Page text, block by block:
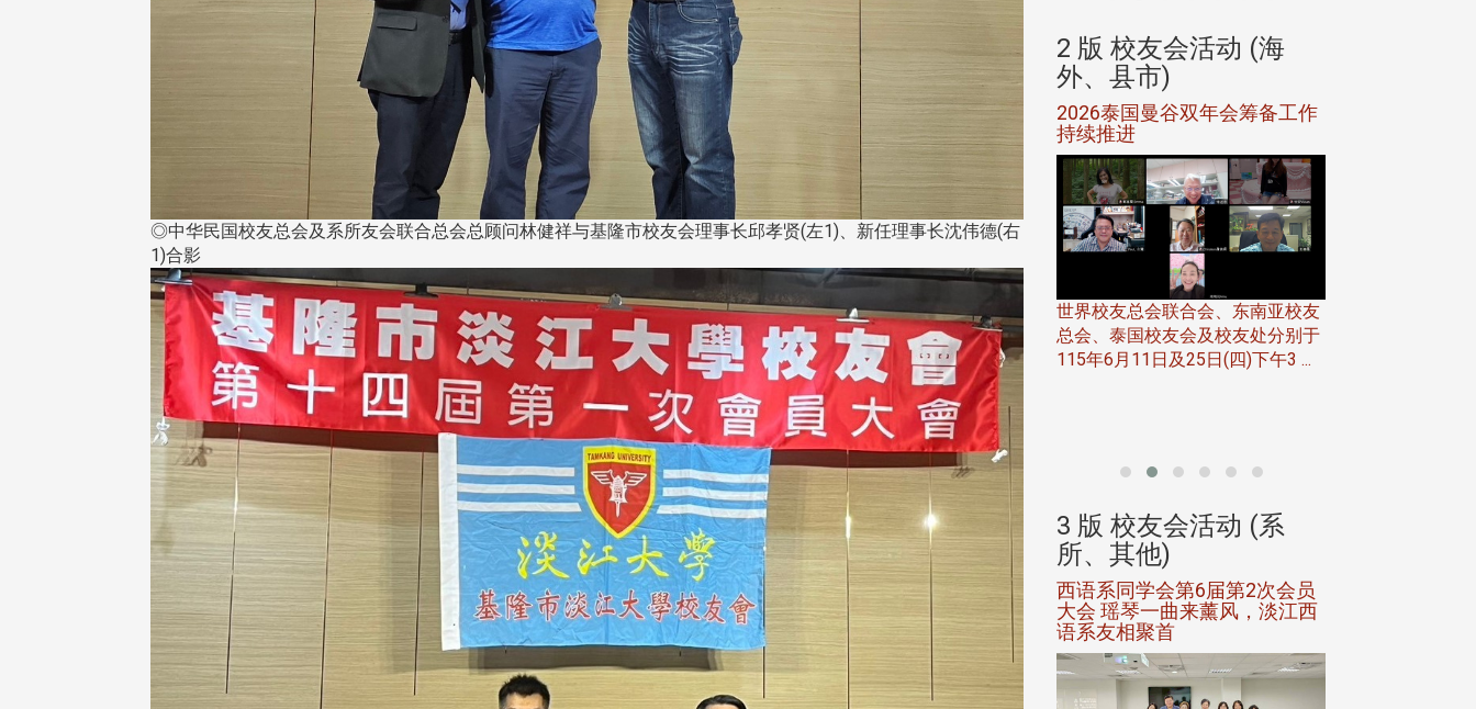
◎中华民国校友总会及系所友会联合总会总顾问林健祥与基隆市校友会理事长邱孝贤(左1)、新任理事长沈伟德(右
1)合影
校友会于115年6月10日(三)
日(二)，27名校友夥伴一同前
国宁夏省参访，活 ...
2 版 校友会活动 (海
外、县市)
台北市校友会6月份活动
台北市校友会于6月6日(六)举办
「新店瑠公圳知性健行活动」，在
领队温明正学长与副领队吕惠玲学
姐的精 ...
2 版 校友会活动 (海
外、县市)
台中市校友会拜会卢秀燕市
长 校友交流智慧治理凝聚向
心力
台中市校友会于115年6月24日
(三)举办拜会台中市政府活动。参
访团由母校战略所所长李大中、 ...
2 版 校友会活动 (海
外、县市)
南加州校友会召开115年年中
理事会议 许宗由当选116年
会长 并获授权承办下届世界
校友双年会
南加州校友会于115年6月27日(日)
在美国洛杉矶华侨文教服务中心
（洛侨文化中心）会议室召开115
...
2 版 校友会活动 (海
外、县市)
2026泰国曼谷双年会筹备工作
持续推进
世界校友总会联合会、东南亚校友
总会、泰国校友会及校友处分别于
115年6月11日及25日(四)下午3 ...
校友会活动 (系
系友会第3届第4次理监事
3 版 校友会活动 (系
所、其他)
风保系友会兰阳探梅漫游 齐聚
共谱初夏欢乐乐章
3 版 校友会活动 (系
所、其他)
【校友来访】香港校友会前会
长叶雅琴、杜天宝学长
3 版 校友会活动 (系
所、其他)
邱孝贤接任跨业合作协进会第2
届理事长
3 版 校友会活动 (系
所、其他)
西语系同学会第6届第2次会员
大会 瑶琴一曲来薰风，淡江西
语系友相聚首